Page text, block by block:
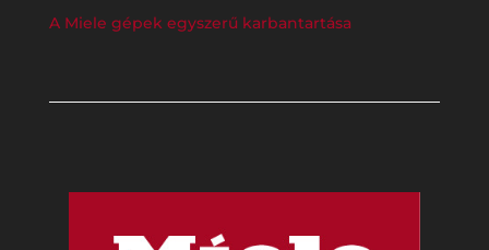
A Miele gépek egyszerű karbantartása